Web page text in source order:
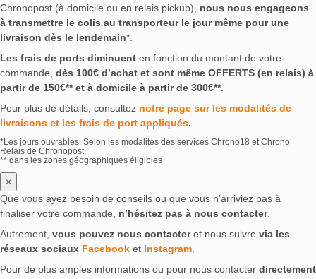
Chronopost (à domicile ou en relais pickup), nous nous engageons
à transmettre le colis au transporteur le jour même pour une
livraison dès le lendemain*.
Les frais de ports diminuent en fonction du montant de votre
commande, dès 100€ d’achat et sont même OFFERTS (en relais) à
partir de 150€** et à domicile à partir de 300€**.
Pour plus de détails, consultez notre page sur les modalités de
livraisons et les frais de port appliqués.
*Les jours ouvrables. Selon les modalités des services Chrono18 et Chrono
Relais de Chronopost.
** dans les zones géographiques éligibles
×
Que vous ayez besoin de conseils ou que vous n’arriviez pas à
finaliser votre commande, n’hésitez pas à nous contacter.
Autrement, vous pouvez nous contacteret nous suivre via les
réseaux sociaux Facebook et Instagram.
Pour de plus amples informations ou pour nous contacter directement